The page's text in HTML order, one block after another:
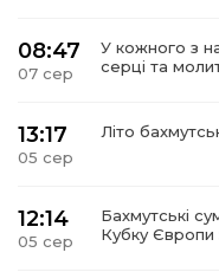
08:47
07 сер
У кожного з
серці та
13:17
05 сер
Літо
12:14
05 сер
Бахмутські
Кубку Європи